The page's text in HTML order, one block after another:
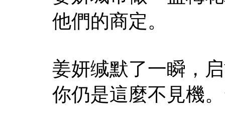
他們的商定。
姜妍缄默了一瞬，
你仍是這麼不見機